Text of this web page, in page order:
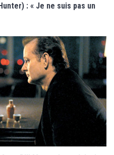
: « Je ne suis pas un